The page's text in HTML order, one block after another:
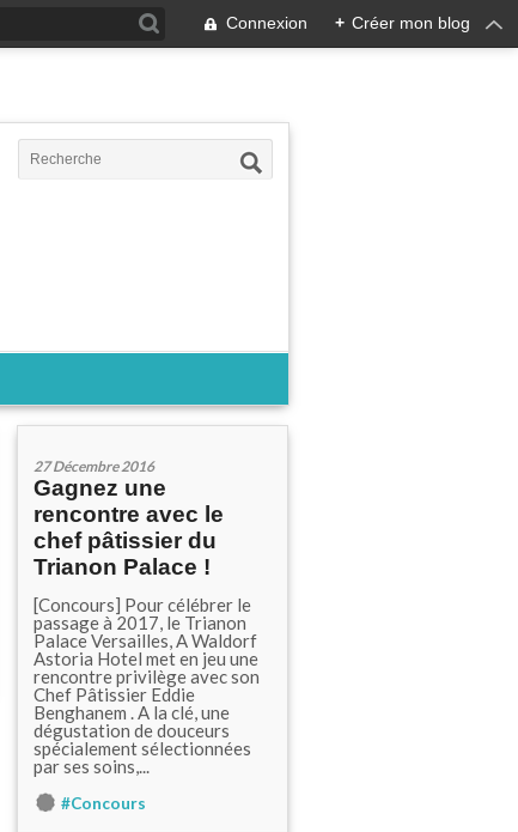
Connexion + Créer mon blog
27 Décembre 2016
Gagnez une
rencontre avec le
chef pâtissier du
Trianon Palace !
[Concours] Pour célébrer le
passage à 2017, le Trianon
Palace Versailles, A Waldorf
Astoria Hotel met en jeu une
rencontre privilège avec son
Chef Pâtissier Eddie
Benghanem . A la clé, une
dégustation de douceurs
spécialement sélectionnées
par ses soins,...
#Concours